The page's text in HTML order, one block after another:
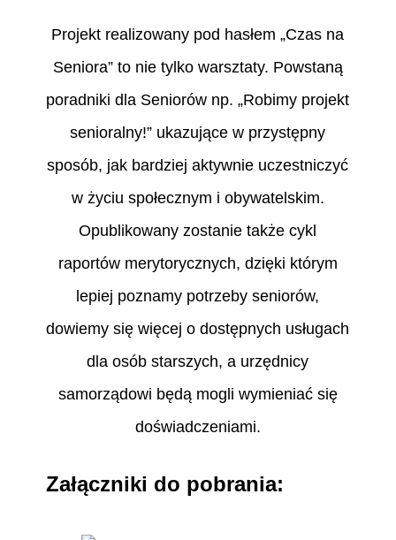
Projekt realizowany pod hasłem „Czas na
Seniora” to nie tylko warsztaty. Powstaną
poradniki dla Seniorów np. „Robimy projekt
senioralny!” ukazujące w przystępny
sposób, jak bardziej aktywnie uczestniczyć
w życiu społecznym i obywatelskim.
Opublikowany zostanie także cykl
raportów merytorycznych, dzięki którym
lepiej poznamy potrzeby seniorów,
dowiemy się więcej o dostępnych usługach
dla osób starszych, a urzędnicy
samorządowi będą mogli wymieniać się
doświadczeniami.
Załączniki do pobrania: